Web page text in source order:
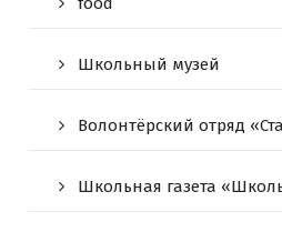
Школьный музей
Волонтёрский отряд
Школьная газета